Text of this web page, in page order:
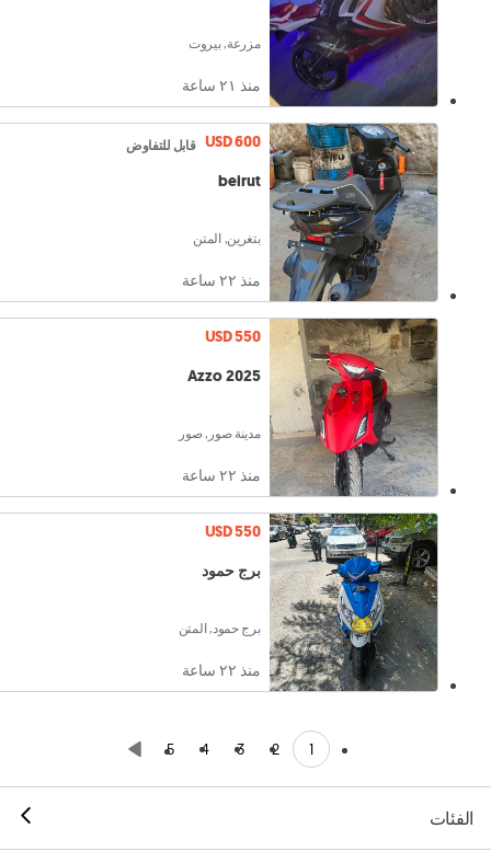
مزرعة, بيروت
منذ ٢١ ساعة
USD 600 قابل للتفاوض
beirut
بتغرين, المتن
منذ ٢٢ ساعة
USD 550
Azzo 2025
مدينة صور, صور
منذ ٢٢ ساعة
USD 550
برج حمود
برج حمود, المتن
منذ ٢٢ ساعة
1
2
3
4
5
الفئات